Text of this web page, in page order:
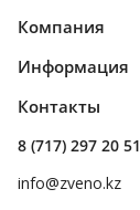
Компания
Информация
Контакты
8 (717) 297 20 51
info@zveno.kz